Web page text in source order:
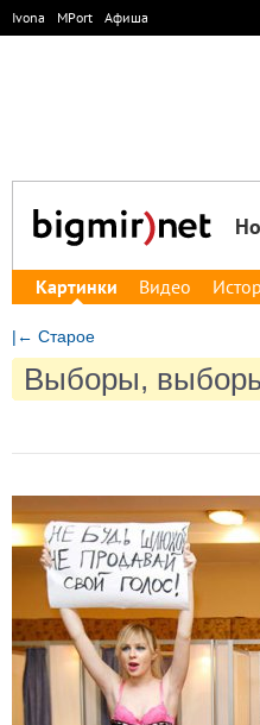
Ivona MPort Афиша
Картинки Видео
|← Старое
Выборы,